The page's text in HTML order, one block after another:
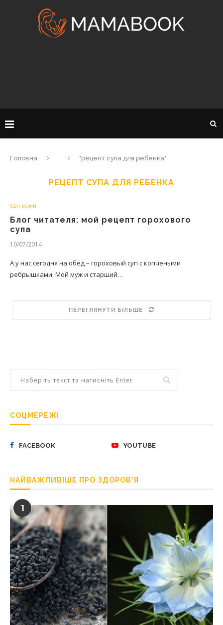
Головна "рецепт супа для ребенка"
РЕЦЕПТ СУПА ДЛЯ РЕБЕНКА
Світ мами
Блог читателя: мой рецепт горохового
супа
10/07/2014
А у нас сегодня на обед – гороховый суп с копчеными
ребрышками. Мой муж и старший…
ПЕРЕГЛЯНУТИ БІЛЬШЕ
СОЦМЕРЕЖІ
FACEBOOK YOUTUBE
НАЙВАЖЛИВІШЕ ПРО ЗДОРОВ’Я
1